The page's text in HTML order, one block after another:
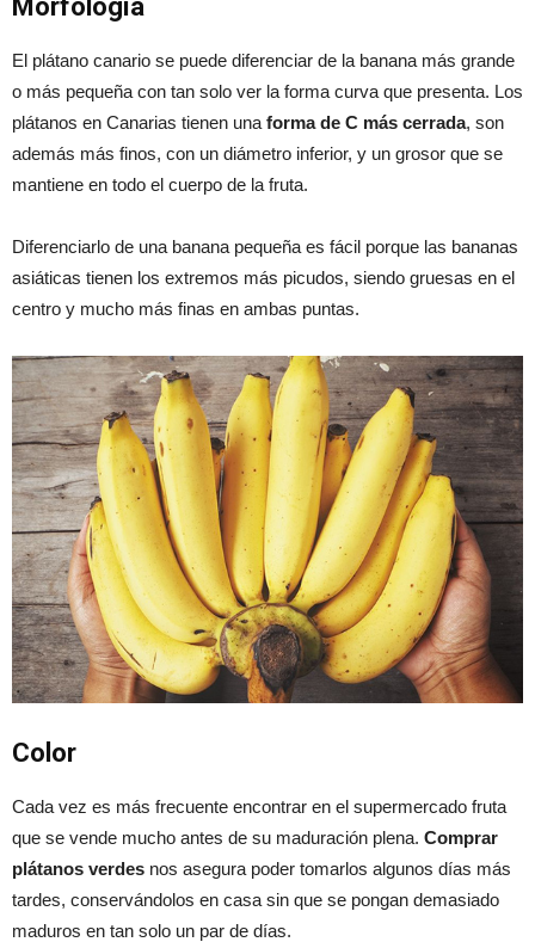
Morfología
El plátano canario se puede diferenciar de la banana más grande
o más pequeña con tan solo ver la forma curva que presenta. Los
plátanos en Canarias tienen una forma de C más cerrada, son
además más finos, con un diámetro inferior, y un grosor que se
mantiene en todo el cuerpo de la fruta.
Diferenciarlo de una banana pequeña es fácil porque las bananas
asiáticas tienen los extremos más picudos, siendo gruesas en el
centro y mucho más finas en ambas puntas.
Color
Cada vez es más frecuente encontrar en el supermercado fruta
que se vende mucho antes de su maduración plena. Comprar
plátanos verdes nos asegura poder tomarlos algunos días más
tardes, conservándolos en casa sin que se pongan demasiado
maduros en tan solo un par de días.